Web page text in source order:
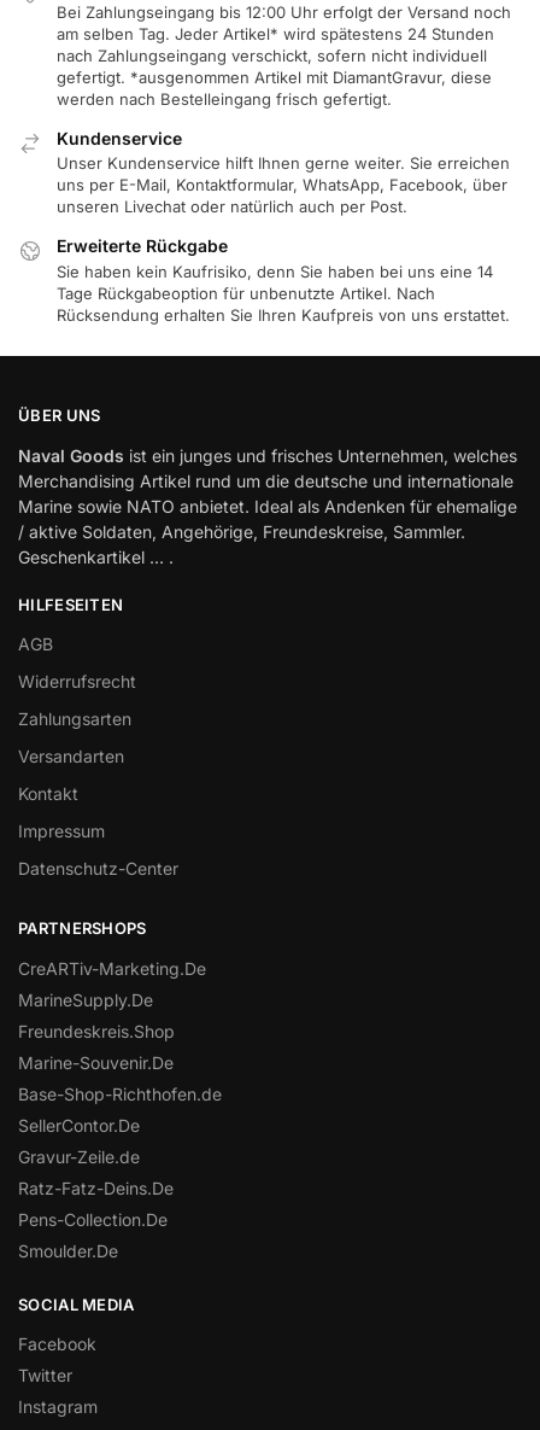
Bei Zahlungseingang bis 12:00 Uhr erfolgt der Versand noch
am selben Tag. Jeder Artikel* wird spätestens 24 Stunden
nach Zahlungseingang verschickt, sofern nicht individuell
gefertigt. *ausgenommen Artikel mit DiamantGravur, diese
werden nach Bestelleingang frisch gefertigt.
Kundenservice
Unser Kundenservice hilft Ihnen gerne weiter. Sie erreichen
uns per E-Mail, Kontaktformular, WhatsApp, Facebook, über
unseren Livechat oder natürlich auch per Post.
Erweiterte Rückgabe
Sie haben kein Kaufrisiko, denn Sie haben bei uns eine 14
Tage Rückgabeoption für unbenutzte Artikel. Nach
Rücksendung erhalten Sie Ihren Kaufpreis von uns erstattet.
ÜBER UNS
Naval Goods ist ein junges und frisches Unternehmen, welches
Merchandising Artikel rund um die deutsche und internationale
Marine sowie NATO anbietet. Ideal als Andenken für ehemalige
/ aktive Soldaten, Angehörige, Freundeskreise, Sammler.
Geschenkartikel … .
HILFESEITEN
AGB
Widerrufsrecht
Zahlungsarten
Versandarten
Kontakt
Impressum
Datenschutz-Center
PARTNERSHOPS
CreARTiv-Marketing.De
MarineSupply.De
Freundeskreis.Shop
Marine-Souvenir.De
Base-Shop-Richthofen.de
SellerContor.De
Gravur-Zeile.de
Ratz-Fatz-Deins.De
Pens-Collection.De
Smoulder.De
SOCIAL MEDIA
Facebook
Twitter
Instagram